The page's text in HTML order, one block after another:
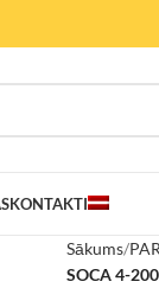
KONTAKTI
Sākums
SOCA 4-